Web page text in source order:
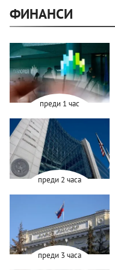
ФИНАНСИ
преди 1 час
преди 2 часа
преди 3 часа